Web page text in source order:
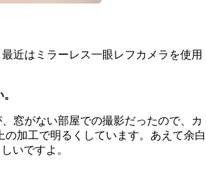
近はミラーレス一眼レフカメラを使用
窓がない部屋での撮影だったので、カ
加工で明るくしています。あえて余白
いですよ。